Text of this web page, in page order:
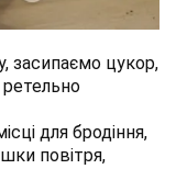
засипаємо цукор,
для бродіння,
повітря,